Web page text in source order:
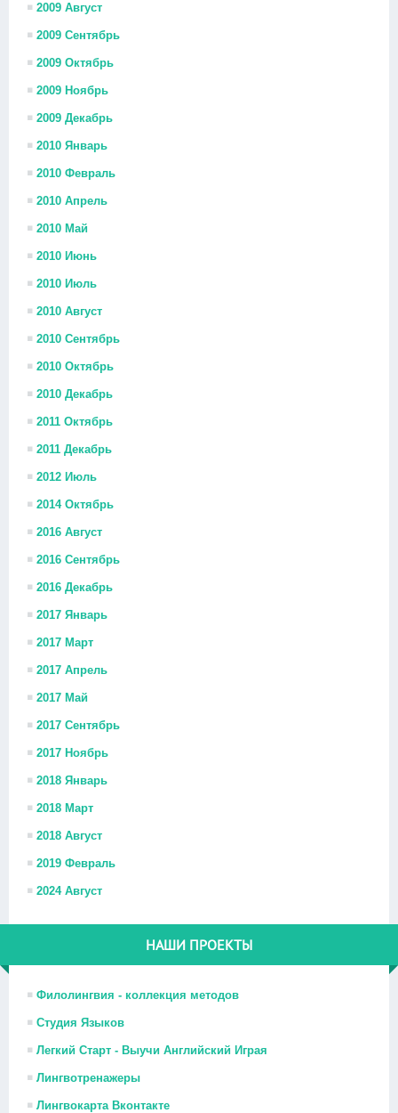
2009 Август
2009 Сентябрь
2009 Октябрь
2009 Ноябрь
2009 Декабрь
2010 Январь
2010 Февраль
2010 Апрель
2010 Май
2010 Июнь
2010 Июль
2010 Август
2010 Сентябрь
2010 Октябрь
2010 Декабрь
2011 Октябрь
2011 Декабрь
2012 Июль
2014 Октябрь
2016 Август
2016 Сентябрь
2016 Декабрь
2017 Январь
2017 Март
2017 Апрель
2017 Май
2017 Сентябрь
2017 Ноябрь
2018 Январь
2018 Март
2018 Август
2019 Февраль
2024 Август
НАШИ ПРОЕКТЫ
Филолингвия - коллекция методов
Студия Языков
Легкий Старт - Выучи Английский Играя
Лингвотренажеры
Лингвокарта Вконтакте